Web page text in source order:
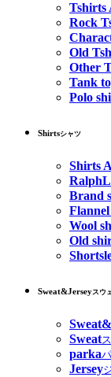
Tshirts
Rock
Old
Other
Tank
Polo
Shirtsシャツ
Shirts
Brand
Wool
Old
Sweat&Jerseyスウ
Sweat
parka
Jersey